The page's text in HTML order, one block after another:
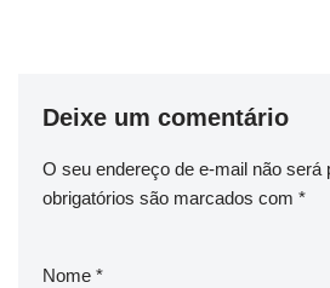
Deixe um comentário
O seu endereço de e-mail não será
obrigatórios são marcados com *
Nome *